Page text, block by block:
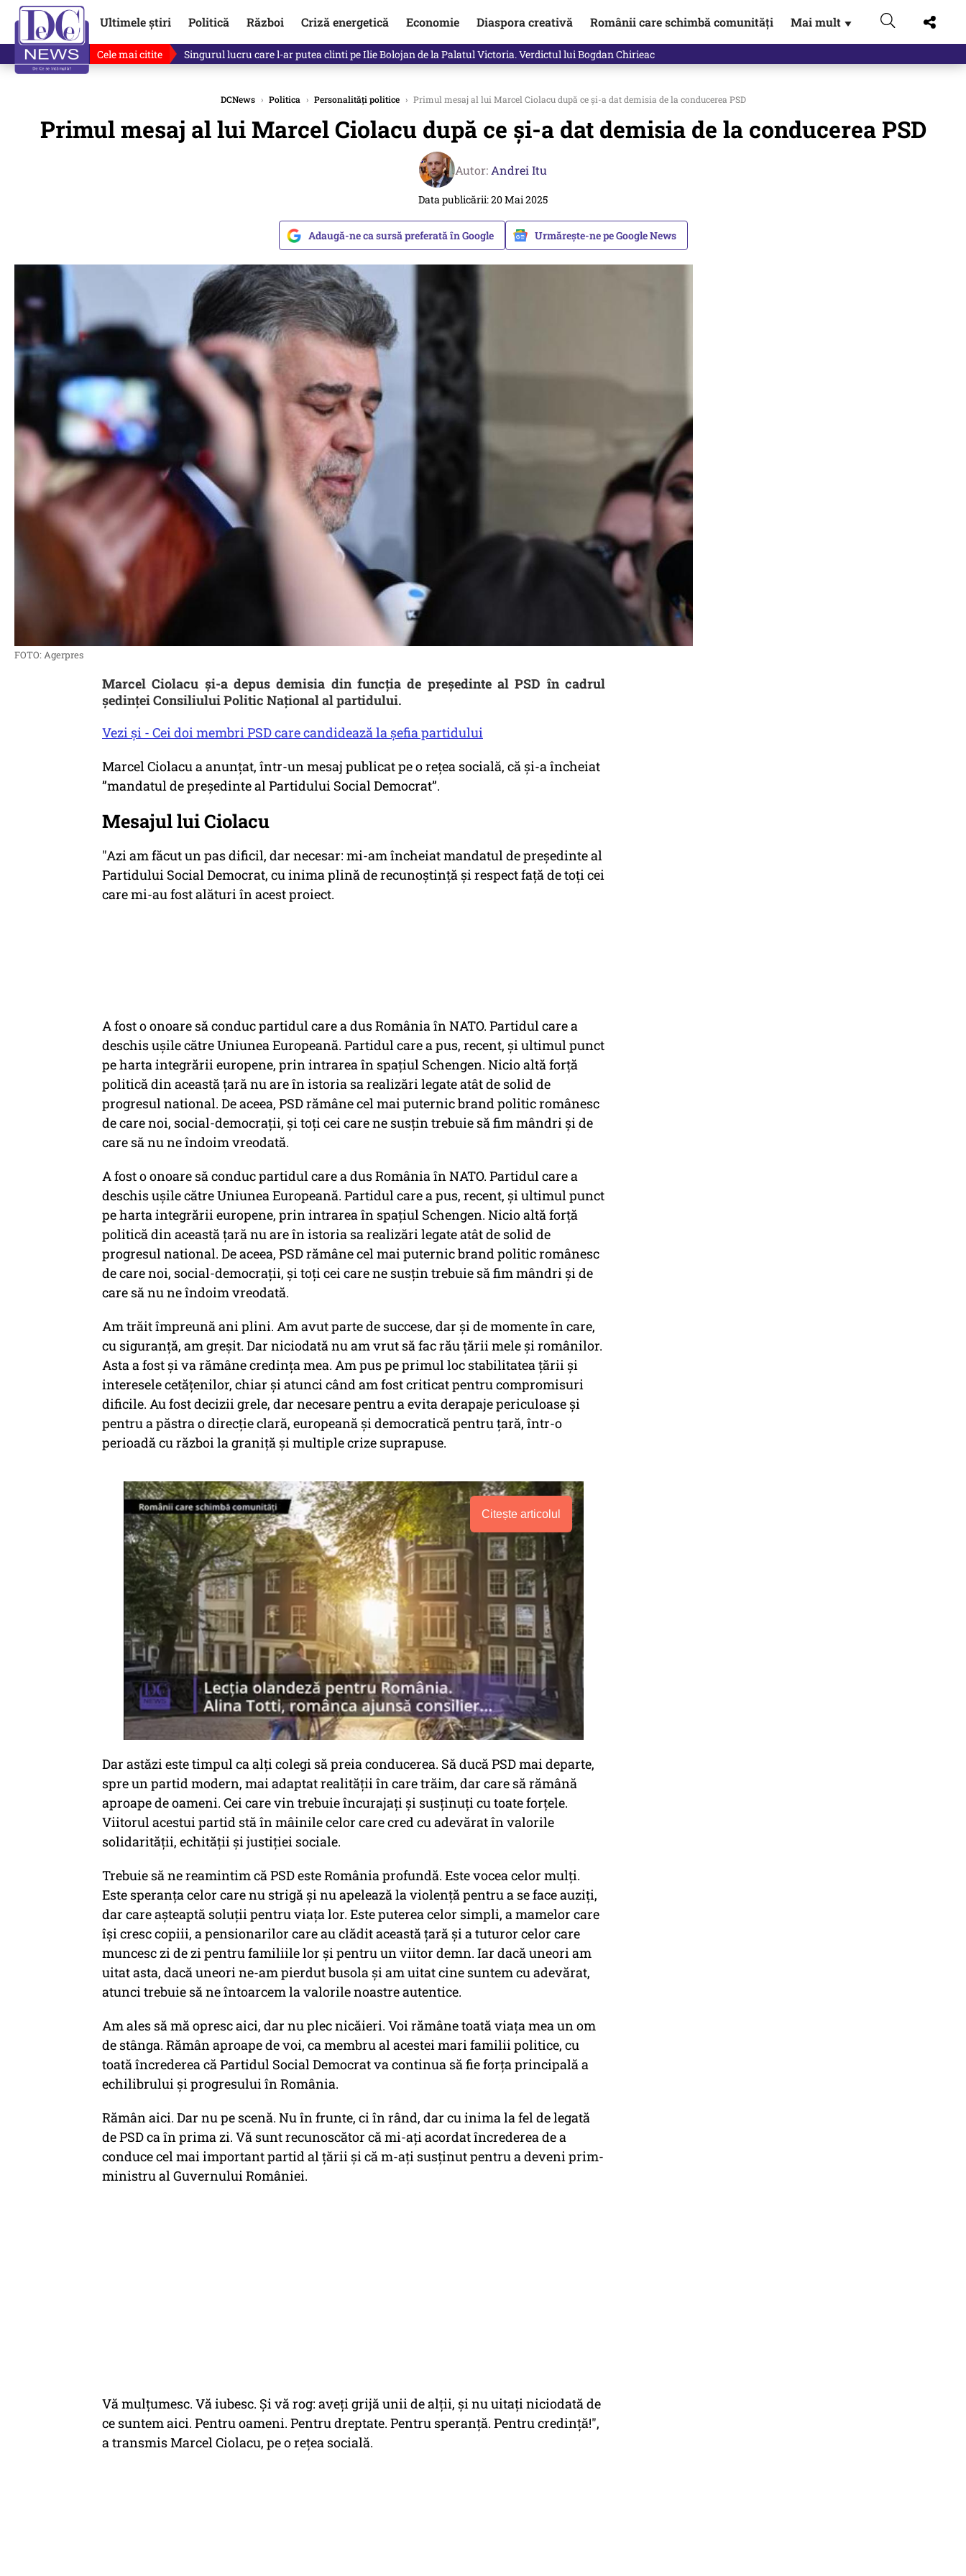
Ultimele știri Politică Război Criză energetică Economie Diaspora creativă Românii care schimbă comunități Mai mult ▼
Cele mai citite Singurul lucru care l-ar putea clinti pe Ilie Bolojan de la Palatul Victoria. Verdictul lui Bogdan Chirieac
DCNews › Politica › Personalități politice › Primul mesaj al lui Marcel Ciolacu după ce și-a dat demisia de la conducerea PSD
Primul mesaj al lui Marcel Ciolacu după ce și-a dat demisia de la conducerea PSD
Autor: Andrei Itu
Data publicării: 20 Mai 2025
Adaugă-ne ca sursă preferată în Google Urmărește-ne pe Google News
FOTO: Agerpres
Marcel Ciolacu şi-a depus demisia din funcţia de preşedinte al PSD în cadrul
şedinţei Consiliului Politic Naţional al partidului.
Vezi și - Cei doi membri PSD care candidează la șefia partidului
Marcel Ciolacu a anunțat, într-un mesaj publicat pe o rețea socială, că și-a încheiat
”mandatul de președinte al Partidului Social Democrat”.
Mesajul lui Ciolacu
"Azi am făcut un pas dificil, dar necesar: mi-am încheiat mandatul de președinte al
Partidului Social Democrat, cu inima plină de recunoștință și respect față de toți cei
care mi-au fost alături în acest proiect.
A fost o onoare să conduc partidul care a dus România în NATO. Partidul care a
deschis ușile către Uniunea Europeană. Partidul care a pus, recent, și ultimul punct
pe harta integrării europene, prin intrarea în spațiul Schengen. Nicio altă forță
politică din această țară nu are în istoria sa realizări legate atât de solid de
progresul national. De aceea, PSD rămâne cel mai puternic brand politic românesc
de care noi, social-democrații, și toți cei care ne susțin trebuie să fim mândri și de
care să nu ne îndoim vreodată.
A fost o onoare să conduc partidul care a dus România în NATO. Partidul care a
deschis ușile către Uniunea Europeană. Partidul care a pus, recent, și ultimul punct
pe harta integrării europene, prin intrarea în spațiul Schengen. Nicio altă forță
politică din această țară nu are în istoria sa realizări legate atât de solid de
progresul national. De aceea, PSD rămâne cel mai puternic brand politic românesc
de care noi, social-democrații, și toți cei care ne susțin trebuie să fim mândri și de
care să nu ne îndoim vreodată.
Am trăit împreună ani plini. Am avut parte de succese, dar și de momente în care,
cu siguranță, am greșit. Dar niciodată nu am vrut să fac rău țării mele și românilor.
Asta a fost și va rămâne credința mea. Am pus pe primul loc stabilitatea țării și
interesele cetățenilor, chiar și atunci când am fost criticat pentru compromisuri
dificile. Au fost decizii grele, dar necesare pentru a evita derapaje periculoase și
pentru a păstra o direcție clară, europeană și democratică pentru țară, într-o
perioadă cu război la graniță și multiple crize suprapuse.
Citește articolul
Dar astăzi este timpul ca alți colegi să preia conducerea. Să ducă PSD mai departe,
spre un partid modern, mai adaptat realității în care trăim, dar care să rămână
aproape de oameni. Cei care vin trebuie încurajați și susținuți cu toate forțele.
Viitorul acestui partid stă în mâinile celor care cred cu adevărat în valorile
solidarității, echității și justiției sociale.
Trebuie să ne reamintim că PSD este România profundă. Este vocea celor mulți.
Este speranța celor care nu strigă și nu apelează la violență pentru a se face auziți,
dar care așteaptă soluții pentru viața lor. Este puterea celor simpli, a mamelor care
își cresc copiii, a pensionarilor care au clădit această țară și a tuturor celor care
muncesc zi de zi pentru familiile lor și pentru un viitor demn. Iar dacă uneori am
uitat asta, dacă uneori ne-am pierdut busola și am uitat cine suntem cu adevărat,
atunci trebuie să ne întoarcem la valorile noastre autentice.
Am ales să mă opresc aici, dar nu plec nicăieri. Voi rămâne toată viața mea un om
de stânga. Rămân aproape de voi, ca membru al acestei mari familii politice, cu
toată încrederea că Partidul Social Democrat va continua să fie forța principală a
echilibrului și progresului în România.
Rămân aici. Dar nu pe scenă. Nu în frunte, ci în rând, dar cu inima la fel de legată
de PSD ca în prima zi. Vă sunt recunoscător că mi-ați acordat încrederea de a
conduce cel mai important partid al țării și că m-ați susținut pentru a deveni prim-
ministru al Guvernului României.
Vă mulțumesc. Vă iubesc. Și vă rog: aveți grijă unii de alții, și nu uitați niciodată de
ce suntem aici. Pentru oameni. Pentru dreptate. Pentru speranță. Pentru credință!",
a transmis Marcel Ciolacu, pe o rețea socială.